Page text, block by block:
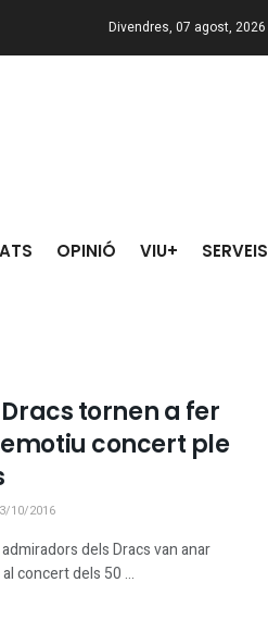
Divendres, 07 agost, 2026
OPINIÓ VIU+ SERVEIS
Dracs tornen a fer
concert ple
10/2016
dels Dracs van anar
concert dels 50 ...